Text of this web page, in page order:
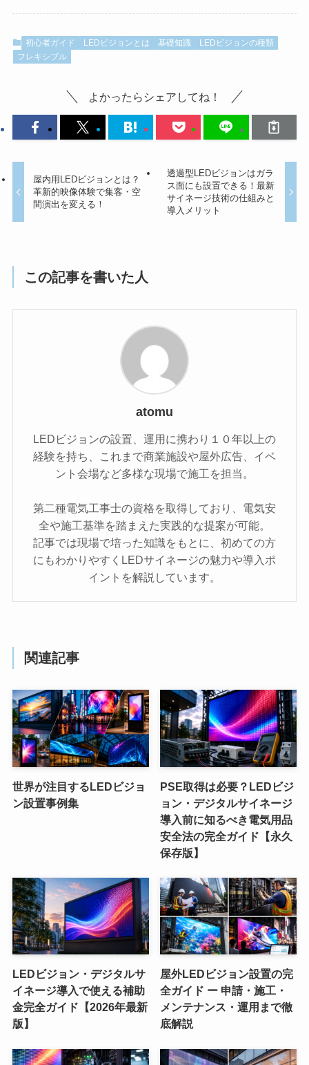
初心者ガイド LEDビジョンとは 基礎知識
LEDビジョンの種類
フレキシブル
よかったらシェアしてね！
屋内用LEDビジョンとは？
革新的映像体験で集客・空
間演出を変える！
透過型LEDビジョンはガラ
ス面にも設置できる！最新
サイネージ技術の仕組みと
導入メリット
この記事を書いた人
atomu
LEDビジョンの設置、運用に携わり１０年以上の
経験を持ち、これまで商業施設や屋外広告、イベ
ント会場など多様な現場で施工を担当。
第二種電気工事士の資格を取得しており、電気安
全や施工基準を踏まえた実践的な提案が可能。
記事では現場で培った知識をもとに、初めての方
にもわかりやすくLEDサイネージの魅力や導入ポ
イントを解説しています。
関連記事
世界が注目するLEDビジョ
ン設置事例集
PSE取得は必要？LEDビジ
ョン・デジタルサイネージ
導入前に知るべき電気用品
安全法の完全ガイド【永久
保存版】
LEDビジョン・デジタルサ
イネージ導入で使える補助
金完全ガイド【2026年最新
版】
屋外LEDビジョン設置の完
全ガイド ー 申請・施工・
メンテナンス・運用まで徹
底解説